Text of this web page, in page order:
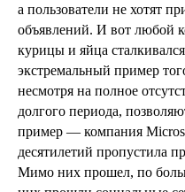
а пользователи не хотят
объявлений. И вот любой
курицы и яйца
экстремальный пример
несмотря на полное
долгого периода,
пример — компания
десятилетий пропустила
Мимо них прошел, по